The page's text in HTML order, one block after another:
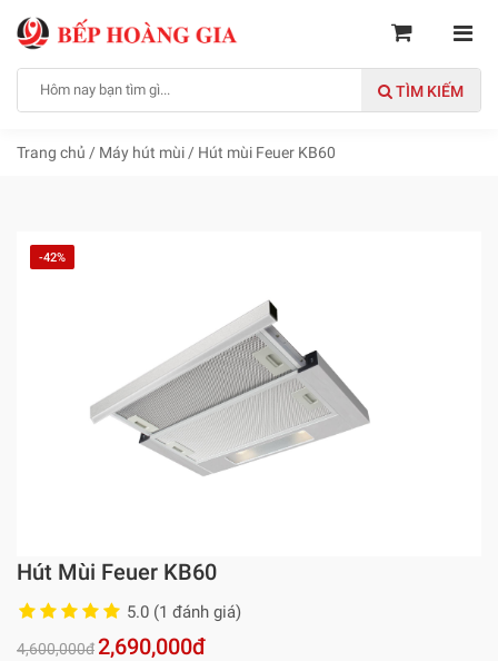
TÌM KIẾM
Trang chủ / Máy hút mùi / Hút mùi Feuer KB60
-42%
Hút Mùi Feuer KB60
5.0 (1 đánh giá)
4,600,000đ2,690,000đ